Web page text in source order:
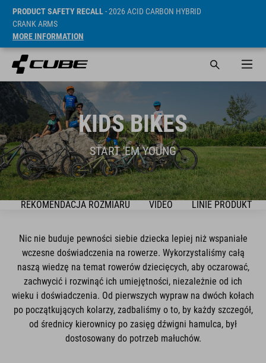
PRODUCT SAFETY RECALL- 2026 ACID CARBON HYBRID
CRANK ARMS
MORE INFORMATION
KIDS BIKES
START 'EM YOUNG
REKOMENDACJA ROZMIARU VIDEO LINIE PRODUKTÓW
Nic nie buduje pewności siebie dziecka lepiej niż wspaniałe
wczesne doświadczenia na rowerze. Wykorzystaliśmy całą
naszą wiedzę na temat rowerów dziecięcych, aby oczarować,
zachwycić i rozwinąć ich umiejętności, niezależnie od ich
wieku i doświadczenia. Od pierwszych wypraw na dwóch kołach
po początkujących kolarzy, zadbaliśmy o to, by każdy szczegół,
od średnicy kierownicy po zasięg dźwigni hamulca, był
dostosowany do potrzeb małuchów.